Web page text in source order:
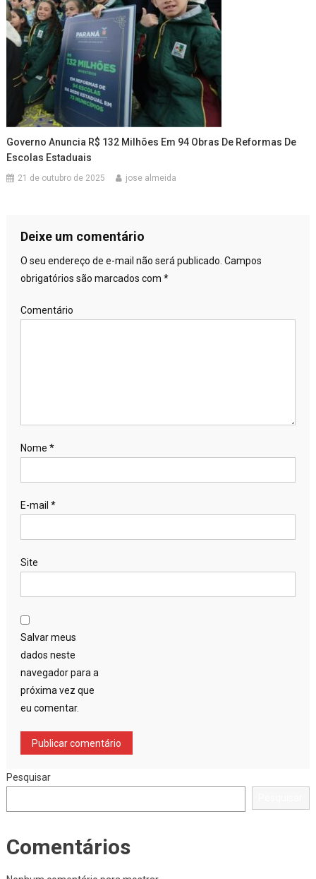
Governo Anuncia R$ 132 Milhões Em 94 Obras De Reformas De
Escolas Estaduais
21 de outubro de 2025 jose almeida
Deixe um comentário
O seu endereço de e-mail não será publicado. Campos
obrigatórios são marcados com *
Comentário
Nome *
E-mail *
Site
Salvar meus
dados neste
navegador para a
próxima vez que
eu comentar.
Pesquisar
Comentários